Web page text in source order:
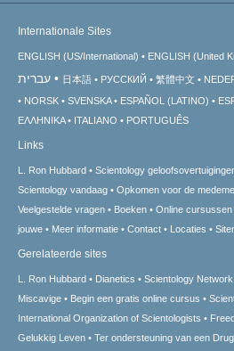
Internationale Sites
ENGLISH (US/International) ENGLISH (United
עברית 日本語 РУССКИЙ 繁體中文
NORSK
SVENSKA ESPAÑOL (LATINO)
ΕΛΛΗΝΙΚA
ITALIANO PORTUGUÊS
Links
L. Ron Hubbard Scientology
Scientology vandaag
Opkomen voor de
Veelgestelde vragen
Boeken Online cursussen
jouwe
Meer informatie Contact Locaties
Gerelateerde sites
L. Ron Hubbard Dianetics Scientology Network
Miscavige
Begin een gratis online cursus
International Organization of Scientologists
Gelukkig Leven
Ter ondersteuning van een